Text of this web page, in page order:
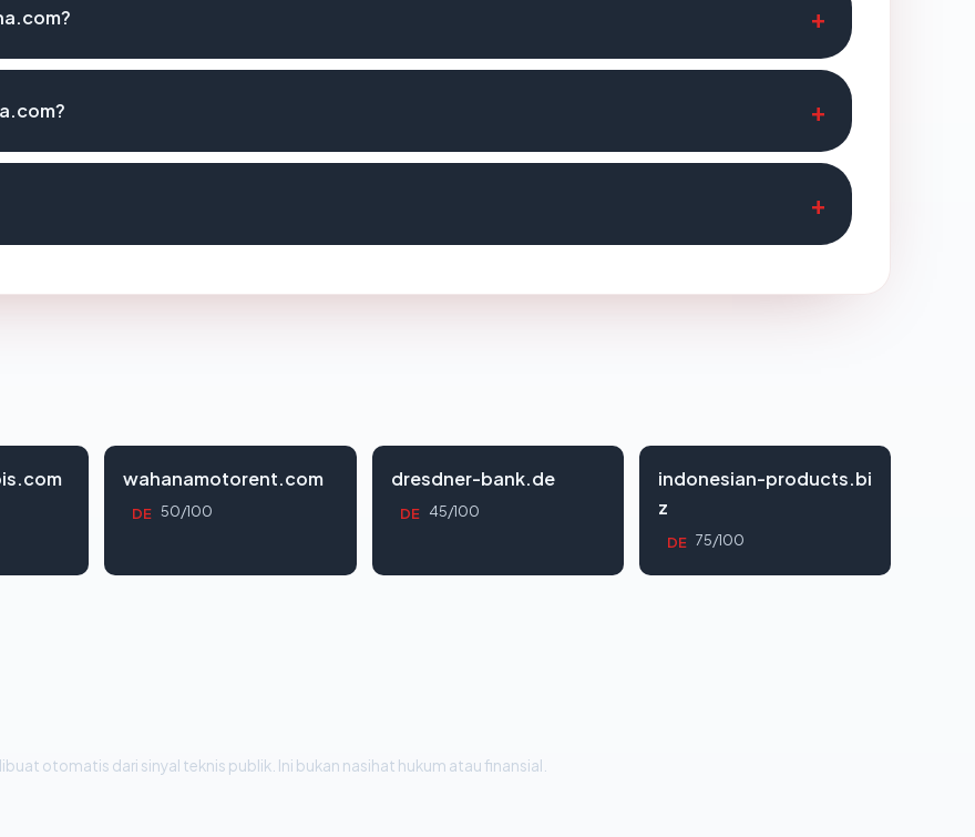
wahanamotorent.com
DE 50/100
dresdner-bank.de
DE 45/100
indonesian-products.bi
z
DE 75/100
otomatis dari sinyal teknis publik. Ini bukan nasihat hukum atau finansial.